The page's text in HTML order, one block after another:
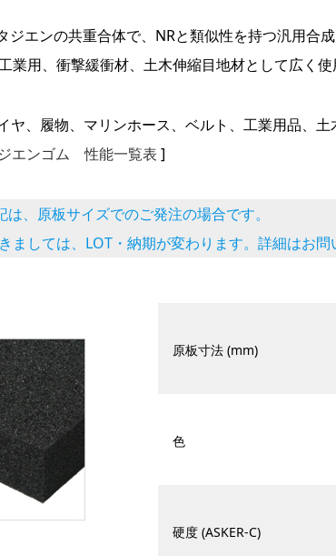
ジエンの共重合体で、NRと類似性を持つ汎用合
業用、衝撃緩衝材、土木伸縮目地材として広く使
、履物、マリンホース、ベルト、工業用品、土
エンゴム 性能一覧表 ]
、原板サイズでのご発注の場合です。
しては、LOT・納期が変わります。詳細はお問
原板寸法 (mm)
色
硬度 (ASKER-C)